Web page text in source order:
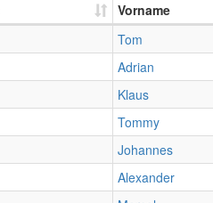
Vorname
Tom
Adrian
Klaus
Tommy
Johannes
Alexander